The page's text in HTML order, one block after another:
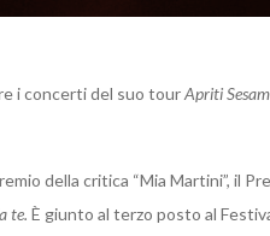
i concerti del suo tourApriti
della critica “Mia Martini”, il
te. È giunto al terzo posto al